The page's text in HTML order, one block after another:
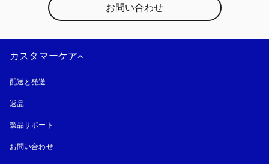
お問い合わせ
カスタマーケア
配送と発送
返品
製品サポート
お問い合わせ